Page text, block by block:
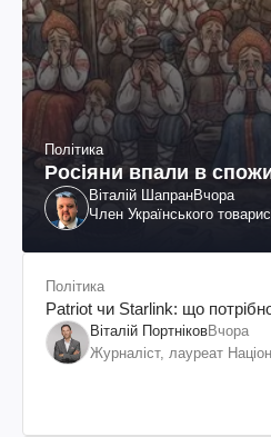
Політика
Росіяни впали в
Віталій ШапранВчора
Член Українського
Політика
Patriot чи Starlink: що
Віталій ПортніковВчора
Журналіст, лауреат